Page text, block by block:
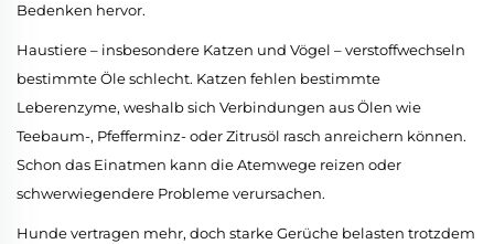
Bedenken hervor.
Haustiere – insbesondere Katzen und Vögel – verstoffwechseln
bestimmte Öle schlecht. Katzen fehlen bestimmte
Leberenzyme, weshalb sich Verbindungen aus Ölen wie
Teebaum-, Pfefferminz- oder Zitrusöl rasch anreichern können.
Schon das Einatmen kann die Atemwege reizen oder
schwerwiegendere Probleme verursachen.
Hunde vertragen mehr, doch starke Gerüche belasten trotzdem